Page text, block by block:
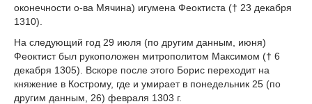
оконечности о-ва Мячина) игумена Феоктиста († 23 декабря
1310).
На следующий год 29 июля (по другим данным, июня)
Феоктист был рукоположен митрополитом Максимом († 6
декабря 1305). Вскоре после этого Борис переходит на
княжение в Кострому, где и умирает в понедельник 25 (по
другим данным, 26) февраля 1303 г.